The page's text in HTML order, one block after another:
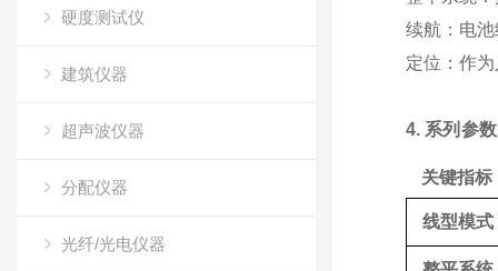
硬度测试仪
建筑仪器
超声波仪器
分配仪器
光纤/光电仪器
续航 ：电
定位 ：作
4. 系列参数
关键指标
线型模式